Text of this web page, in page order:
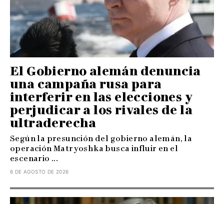
El Gobierno alemán denuncia
una campaña rusa para
interferir en las elecciones y
perjudicar a los rivales de la
ultraderecha
Según la presunción del gobierno alemán, la
operación Matryoshka busca influir en el
escenario ...
6 DE AGOSTO DE 2026